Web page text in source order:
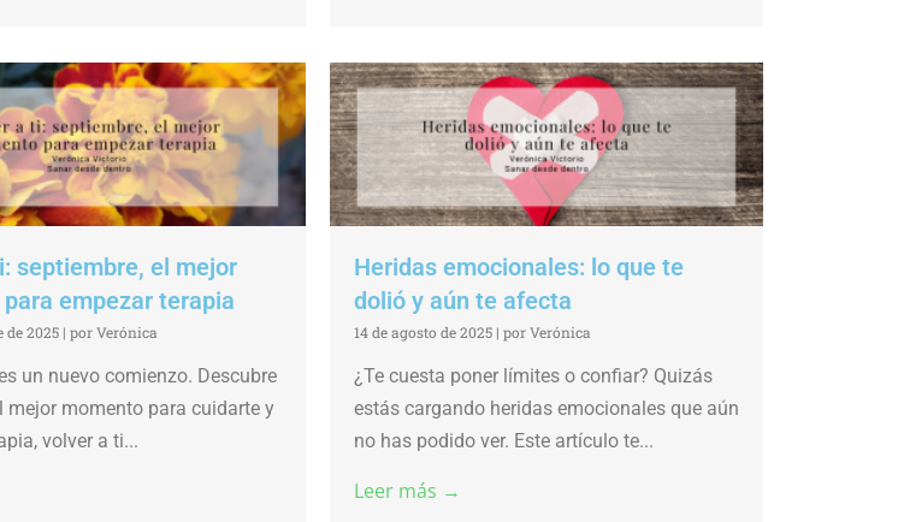
septiembre, el mejor
empezar terapia
de 2025 | por Verónica
un nuevo comienzo. Descubre
mejor momento para cuidarte y
volver a ti...
Heridas emocionales: lo que te
dolió y aún te afecta
14 de agosto de 2025 | por Verónica
¿Te cuesta poner límites o confiar? Quizás
estás cargando heridas emocionales que aún
no has podido ver. Este artículo te...
Leer más →